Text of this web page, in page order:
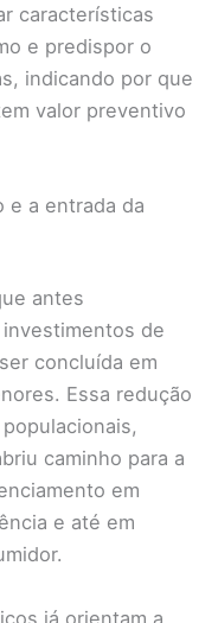
características
e predispor o
indicando por que
valor preventivo
e a entrada da
antes
de
concluída em
Essa redução
caminho para a
em
e até em
já orientam a